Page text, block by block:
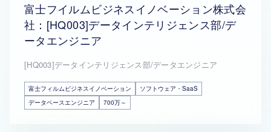
富士フイルムビジネスイノベーション株式会
社：[HQ003]データインテリジェンス部/デ
ータエンジニア
[HQ003]データインテリジェンス部/データエンジニア
富士フィルムビジネスイノベーション
ソフトウェア・SaaS
データベースエンジニア
700万～